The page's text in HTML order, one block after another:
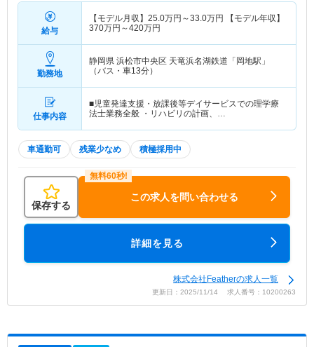
給与
【モデル月収】 25.0万円～33.0万円
【モデル年収】
370万円～420万円
勤務地
静岡県 浜松市中央区 天竜浜名湖鉄道「岡地駅」
（バス・車13分）
仕事内容
■児童発達支援・放課後等デイサービスでの理学療
法士業務全般 ・リハビリの計画、…
車通勤可 残業少なめ 積極採用中
保存する
この求人を問い合わせる
詳細を見る
株式会社Featherの求人一覧
更新日：2025/11/14 求人番号：10200263